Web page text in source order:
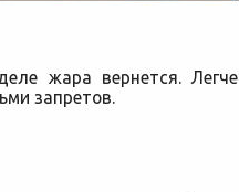
жара вернется. Легче
запретов.